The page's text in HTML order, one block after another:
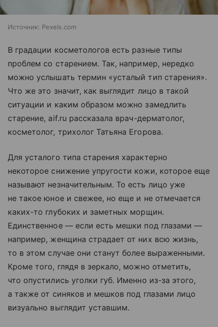
Источник: Pexels.com
В градации косметологов есть разные типы
проблем со старением. Так, например, нередко
можно услышать термин «усталый тип старения».
Что же это значит, как выглядит лицо в такой
ситуации и каким образом можно замедлить
старение, aif.ru рассказала врач-дерматолог,
косметолог, трихолог Татьяна Егорова.
Для усталого типа старения характерно
некоторое снижение упругости кожи, которое еще
называют незначительным. То есть лицо уже
не такое юное и свежее, но еще и не отмечается
каких-то глубоких и заметных морщин.
Единственное — если есть мешки под глазами —
например, женщина страдает от них всю жизнь,
то в этом случае они станут более выраженными.
Кроме того, глядя в зеркало, можно отметить,
что опустились уголки губ. Именно из-за этого,
а также от синяков и мешков под глазами лицо
визуально выглядит уставшим.